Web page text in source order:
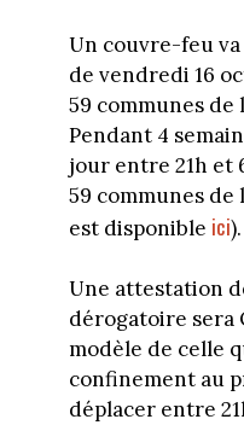
Un couvre-feu
de vendredi 16
59 communes
Pendant 4
jour entre 21h et
59 communes
est disponible ici).
Une attestation
dérogatoire sera
modèle de celle
confinement au
déplacer entre